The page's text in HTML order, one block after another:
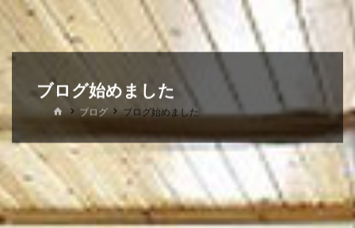
へ
ッ
ブログ始めました
ホ
ム
ブログ ブログ始めました